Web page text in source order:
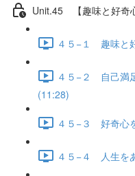
Unit.45 【趣味と好奇
４５−１ 趣味と
４５−２ 自己満
(11:28)
４５−３ 好奇心
４５−４ 人生を